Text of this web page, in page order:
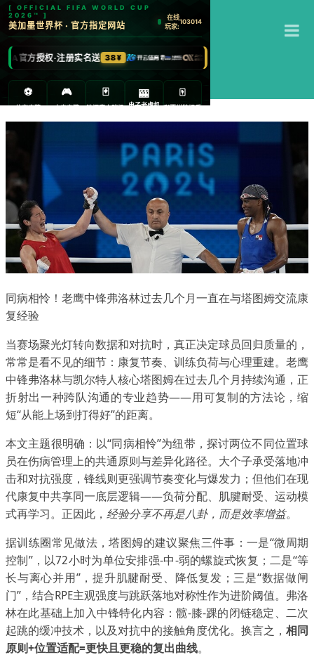
米乐
同病相怜！老鹰中锋弗洛林过去几个月一直在与塔图姆交流康
复经验
当赛场聚光灯转向数据和对抗时，真正决定球员回归质量的，
常常是看不见的细节：康复节奏、训练负荷与心理重建。老鹰
中锋弗洛林与凯尔特人核心塔图姆在过去几个月持续沟通，正
折射出一种跨队沟通的专业趋势——用可复制的方法论，缩
短“从能上场到打得好”的距离。
本文主题很明确：以“同病相怜”为纽带，探讨两位不同位置球
员在伤病管理上的共通原则与差异化路径。大个子承受落地冲
击和对抗强度，锋线则更强调节奏变化与爆发力；但他们在现
代康复中共享同一底层逻辑——负荷分配、肌腱耐受、运动模
式再学习。正因此， 经验分享不再是八卦，而是效率增益。
据训练圈常见做法，塔图姆的建议聚焦三件事：一是“微周期
控制”，以72小时为单位安排强-中-弱的螺旋式恢复；二是“等
长与离心并用”，提升肌腱耐受、降低复发；三是“数据做闸
门”，结合RPE主观强度与跳跃落地对称性作为进阶阈值。弗洛
林在此基础上加入中锋特化内容：髋-膝-踝的闭链稳定、二次
起跳的缓冲技术，以及对抗中的接触角度优化。换言之， 相同
原则+位置适配=更快且更稳的复出曲线。